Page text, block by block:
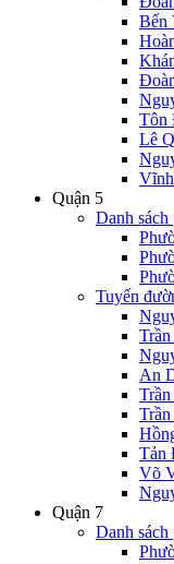
Bến
Tôn
Lê
Quận 5
Danh
Tuyến
An
Trần
Tản
Võ
Quận 7
Danh